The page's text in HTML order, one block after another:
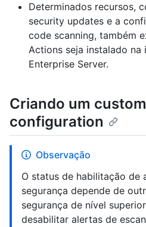
Determinados recursos,
security updates e a
code scanning, também
Actions seja instalado na
Enterprise Server.
Criando um
configuration
Observação
O status de habilitação de
segurança depende de
segurança de nível
desabilitar alertas de